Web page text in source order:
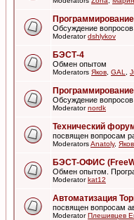
Обсуждение
Moderatordshlykov
БЭСТ-4
Обмен опытом
Moderators Яков GAL
Обсуждение
Moderatornordk
Технический
посвящен вопросам
ModeratorsAnatoly, Яков
БЭСТ-ОФИС
Обмен опытом.
Moderatorkat12
Автоматизация
посвящен вопросам
ModeratorПлешивцев